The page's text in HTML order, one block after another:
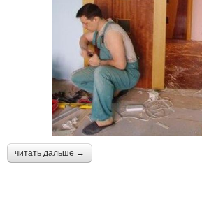
читать дальше →